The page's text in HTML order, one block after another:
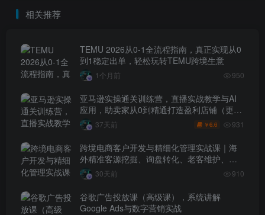
相关推荐
TEMU 2026从0-1全流程指南，真正实现从0
到1稳定出单，轻松玩转TEMU跨境生意
1个月前 950
亚马逊实操通关训练营，直播实战教学与AI
应用，助卖家从0到精通打造盈利店铺（更新
7月3日）
37天前 ￥6.6 931
跨境电商客户开发与精细化管理实战课｜海
外精准客源挖掘、询盘转化、老客维护、客
户分层全流程落地教程
30天前 910
谷歌广告投放课（高级课），系统讲解
Google Ads与数字营销实战